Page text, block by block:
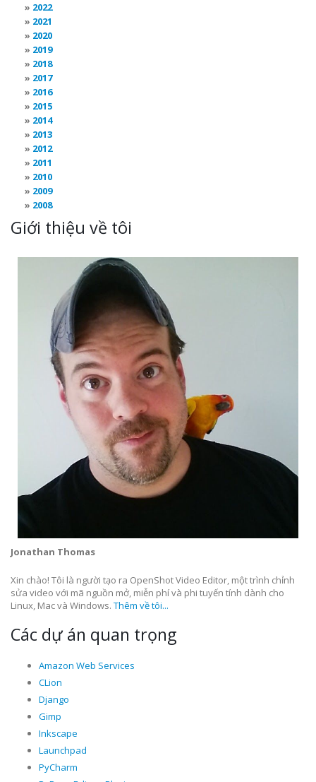
2022
2021
2020
2019
2018
2017
2016
2015
2014
2013
2012
2011
2010
2009
2008
Giới thiệu về tôi
Jonathan Thomas
Xin chào! Tôi là người tạo ra OpenShot Video Editor, một trình chỉnh
sửa video với mã nguồn mở, miễn phí và phi tuyến tính dành cho
Linux, Mac và Windows. Thêm về tôi...
Các dự án quan trọng
Amazon Web Services
CLion
Django
Gimp
Inkscape
Launchpad
PyCharm